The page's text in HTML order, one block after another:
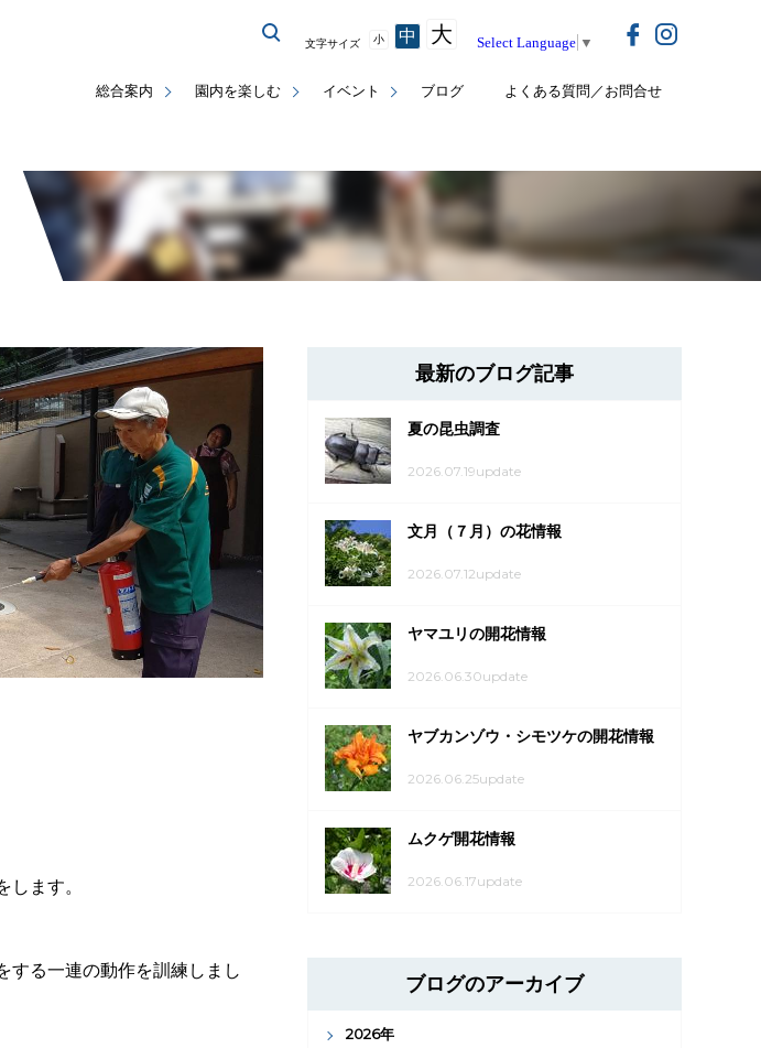
総合案内 園内を楽しむ イベント ブログ よくある質問／お問合せ
文字サイズ 小 中 大 Select Language ▼
ます。
する一連の動作を訓練しまし
最新のブログ記事
夏の昆虫調査
2026.07.19update
文月（７月）の花情報
2026.07.12update
ヤマユリの開花情報
2026.06.30update
ヤブカンゾウ・シモツケの開花情報
2026.06.25update
ムクゲ開花情報
2026.06.17update
ブログのアーカイブ
2026年